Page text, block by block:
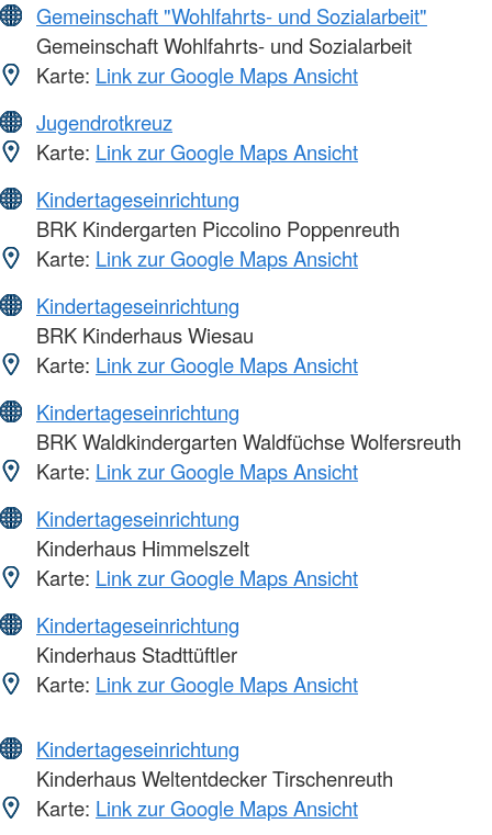
Gemeinschaft "Wohlfahrts- und Sozialarbeit"
Gemeinschaft Wohlfahrts- und Sozialarbeit
Karte: Link zur Google Maps Ansicht
Jugendrotkreuz
Karte: Link zur Google Maps Ansicht
Kindertageseinrichtung
BRK Kindergarten Piccolino Poppenreuth
Karte: Link zur Google Maps Ansicht
Kindertageseinrichtung
BRK Kinderhaus Wiesau
Karte: Link zur Google Maps Ansicht
Kindertageseinrichtung
BRK Waldkindergarten Waldfüchse Wolfersreuth
Karte: Link zur Google Maps Ansicht
Kindertageseinrichtung
Kinderhaus Himmelszelt
Karte: Link zur Google Maps Ansicht
Kindertageseinrichtung
Kinderhaus Stadttüftler
Karte: Link zur Google Maps Ansicht
Kindertageseinrichtung
Kinderhaus Weltentdecker Tirschenreuth
Karte: Link zur Google Maps Ansicht